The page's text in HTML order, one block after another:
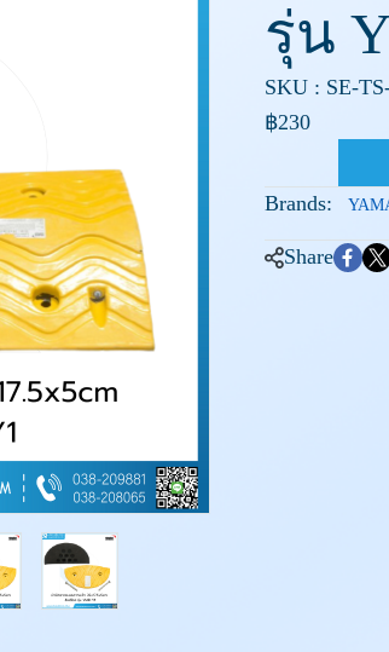
รุ่น
SKU : SE-
฿230
Brands:
Share